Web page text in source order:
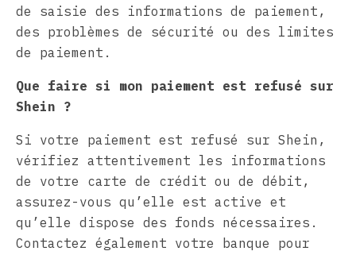
de saisie des informations de paiement,
des problèmes de sécurité ou des limites
de paiement.
Que faire si mon paiement est refusé sur
Shein ?
Si votre paiement est refusé sur Shein,
vérifiez attentivement les informations
de votre carte de crédit ou de débit,
assurez-vous qu’elle est active et
qu’elle dispose des fonds nécessaires.
Contactez également votre banque pour